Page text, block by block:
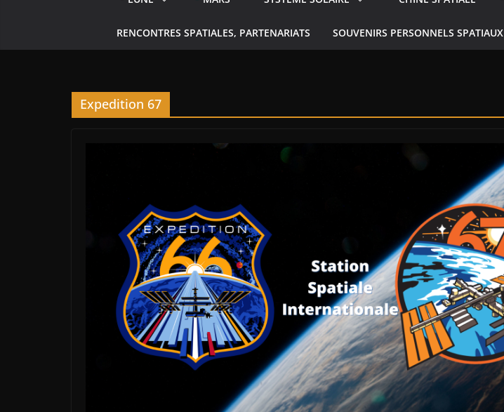
RENCONTRES SPATIALES, PARTENARIATS SOUVENIRS PERSONNELS SPATIAUX
Expedition 67